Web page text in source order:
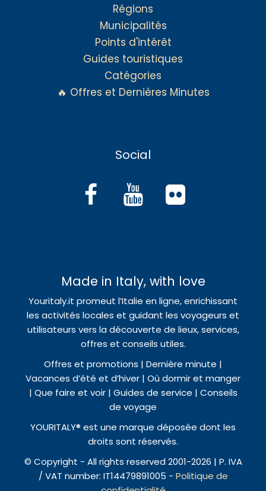
Régions
Municipalités
Points d'intérêt
Guides touristiques
Catégories
🔥 Offres et Dernières Minutes
Social
Made in Italy, with love
Youritaly.it promeut l’Italie en ligne, enrichissant
les activités locales et guidant les voyageurs et
utilisateurs vers la découverte de lieux, services,
offres et conseils utiles.
Offres et promotions | Dernière minute |
Vacances d’été et d’hiver | Où dormir et manger
| Que faire et voir | Guides de service | Conseils
de voyage
YOURITALY® est une marque déposée dont les
droits sont réservés.
© Copyright - All rights reserved 2001-2026 | P. IVA
/ VAT number: IT14479891005 - Politique de